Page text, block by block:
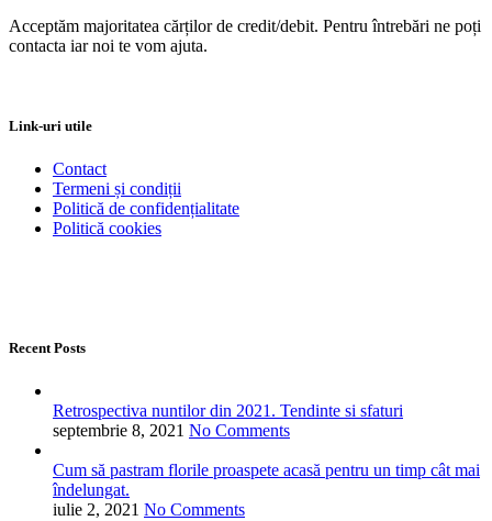
Acceptăm majoritatea cărților de credit/debit. Pentru întrebări ne poți
contacta iar noi te vom ajuta.
Link-uri utile
Contact
Termeni și condiții
Politică de confidențialitate
Politică cookies
Recent Posts
Retrospectiva nuntilor din 2021. Tendinte si sfaturi
septembrie 8, 2021 No Comments
Cum să pastram florile proaspete acasă pentru un timp cât mai
îndelungat.
iulie 2, 2021 No Comments